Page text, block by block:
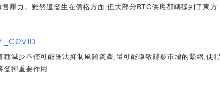
壓力。雖然這發生在價格方面,但大部分BTC供應都轉移到了東方.
_COVID
減少不僅可能無法抑制風險資產,還可能導致隱蔽市場的緊縮,使得
揮重要作用.